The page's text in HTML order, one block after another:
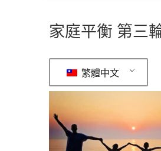
家庭平衡 第三
繁體中文